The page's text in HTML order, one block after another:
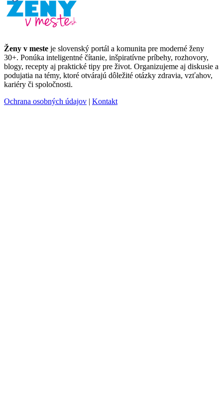
Ženy v meste je slovenský portál a komunita pre moderné ženy
30+. Ponúka inteligentné čítanie, inšpiratívne príbehy, rozhovory,
blogy, recepty aj praktické tipy pre život. Organizujeme aj diskusie a
podujatia na témy, ktoré otvárajú dôležité otázky zdravia, vzťahov,
kariéry či spoločnosti.
Ochrana osobných údajov | Kontakt